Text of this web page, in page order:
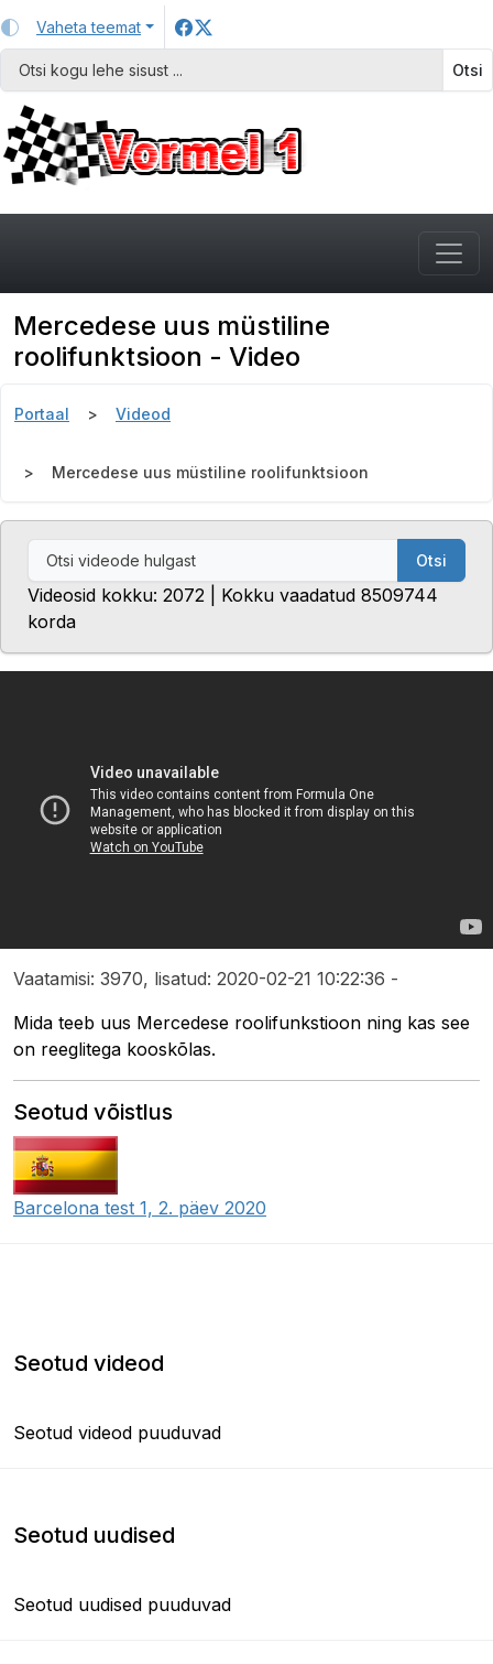
Vaheta teemat
Otsi
Mercedese uus müstiline
roolifunktsioon - Video
Portaal Videod
Mercedese uus müstiline roolifunktsioon
Otsi
Videosid kokku: 2072 | Kokku vaadatud 8509744
korda
Vaatamisi: 3970, lisatud: 2020-02-21 10:22:36 -
Mida teeb uus Mercedese roolifunkstioon ning kas see
on reeglitega kooskõlas.
Seotud võistlus
Barcelona test 1, 2. päev 2020
Seotud videod
Seotud videod puuduvad
Seotud uudised
Seotud uudised puuduvad